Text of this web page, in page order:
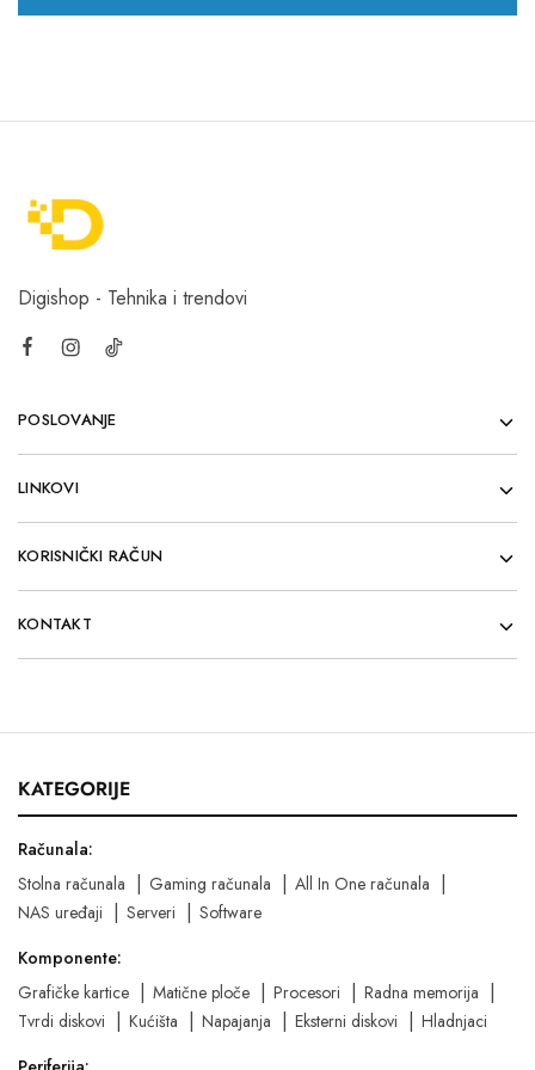
Digishop - Tehnika i trendovi
POSLOVANJE
LINKOVI
KORISNIČKI RAČUN
KONTAKT
KATEGORIJE
Računala:
Stolna računala
Gaming računala
All In One računala
NAS uređaji
Serveri
Software
Komponente:
Grafičke kartice
Matične ploče Procesori
Radna memorija
Tvrdi diskovi
Kućišta Napajanja Eksterni diskovi
Hladnjaci